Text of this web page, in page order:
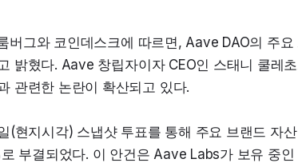
버그와 코인데스크에 따르면, Aave DAO의 주
밝혔다. Aave 창립자이자 CEO인 스태니 쿨레
관련한 논란이 확산되고 있다.
(현지시각) 스냅샷 투표를 통해 주요 브랜드 자
부결되었다. 이 안건은 Aave Labs가 보유 중